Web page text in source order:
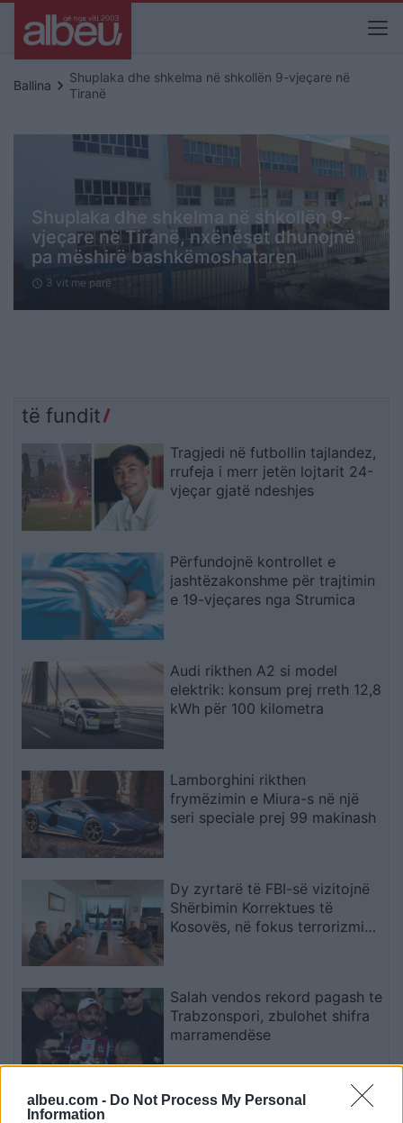
albeu.com - Do Not Process My Personal
Information
Ballina keyboard_arrow_right Shuplaka dhe shkelma në shkollën 9-vjeçare në
Tiranë
Shuplaka dhe shkelma në shkollën 9-
vjeçare në Tiranë, nxënëset dhunojnë
pa mëshirë bashkëmoshataren
schedule 3 vit me parë
të fundit
Tragjedi në futbollin tajlandez,
rrufeja i merr jetën lojtarit 24-
vjeçar gjatë ndeshjes
Përfundojnë kontrollet e
jashtëzakonshme për trajtimin
e 19-vjeçares nga Strumica
Audi rikthen A2 si model
elektrik: konsum prej rreth 12,8
kWh për 100 kilometra
Lamborghini rikthen
frymëzimin e Miura-s në një
seri speciale prej 99 makinash
Dy zyrtarë të FBI-së vizitojnë
Shërbimin Korrektues të
Kosovës, në fokus terrorizmi
Salah vendos rekord pagash te
Trabzonspori, zbulohet shifra
marramendëse
Miri rrëfen si ka ndryshuar jeta